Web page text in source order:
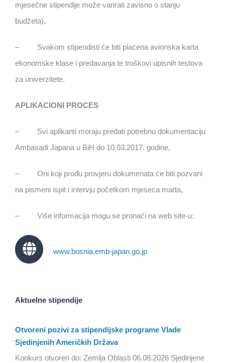
mjesečne stipendije može varirati zavisno o stanju
budžeta),
– Svakom stipendisti će biti plaćena avionska karta
ekonomske klase i predavanja te troškovi upisnih testova
za univerzitete.
APLIKACIONI PROCES
– Svi aplikanti moraju predati potrebnu dokumentaciju
Ambasadi Japana u BiH do 10.03.2017. godine,
– Oni koji prođu provjeru dokumenata će biti pozvani
na pismeni ispit i intervju početkom mjeseca marta,
– Više informacija mogu se pronaći na web site-u:
www.bosnia.emb-japan.go.jp
Aktuelne stipendije
Otvoreni pozivi za stipendijske programe Vlade
Sjedinjenih Američkih Država
Konkurs otvoren do: Zemlja Oblasti 06.08.2026 Sjedinjene